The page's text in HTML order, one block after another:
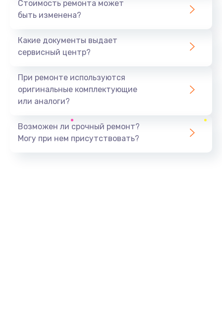
Ремонт южного моста
Замена батарейки BIOS
Заказать
Стоимость ремонта может
быть изменена?
Какие документы выдает
сервисный центр?
При ремонте используются
оригинальные комплектующие
или аналоги?
Возможен ли срочный ремонт?
Могу при нем присутствовать?